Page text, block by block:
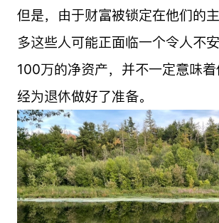
但是，由于财富被锁定在他们的
多这些人可能正面临一个令人不
100万的净资产，并不一定意味
经为退休做好了准备。